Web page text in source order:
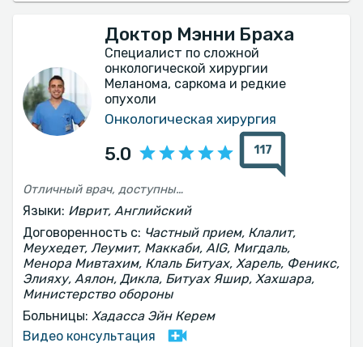
Доктор Мэнни Браха
Специалист по сложной
онкологической хирургии
Меланома, саркома и редкие
опухоли
Онкологическая хирургия
5.0 117
Отличный врач, доступный!!!! Человечный - поистине редкий вид
Языки: Иврит, Английский
Договоренность с: Частный прием, Клалит,
Меухедет, Леумит, Маккаби, AIG, Мигдаль,
Менора Мивтахим, Клаль Битуах, Харель, Феникс,
Элияху, Аялон, Дикла, Битуах Яшир, Хахшара,
Министерство обороны
Больницы: Хадасса Эйн Керем
Видео консультация